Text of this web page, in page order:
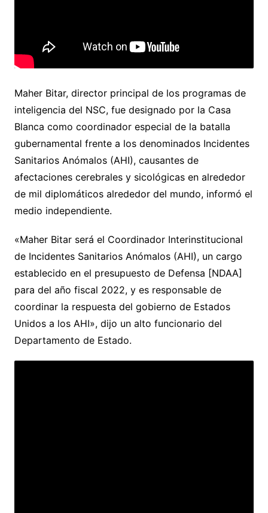
Maher Bitar, director principal de los programas de
inteligencia del NSC, fue designado por la Casa
Blanca como coordinador especial de la batalla
gubernamental frente a los denominados Incidentes
Sanitarios Anómalos (AHI), causantes de
afectaciones cerebrales y sicológicas en alrededor
de mil diplomáticos alrededor del mundo, informó el
medio independiente.
«Maher Bitar será el Coordinador Interinstitucional
de Incidentes Sanitarios Anómalos (AHI), un cargo
establecido en el presupuesto de Defensa [NDAA]
para del año fiscal 2022, y es responsable de
coordinar la respuesta del gobierno de Estados
Unidos a los AHI», dijo un alto funcionario del
Departamento de Estado.